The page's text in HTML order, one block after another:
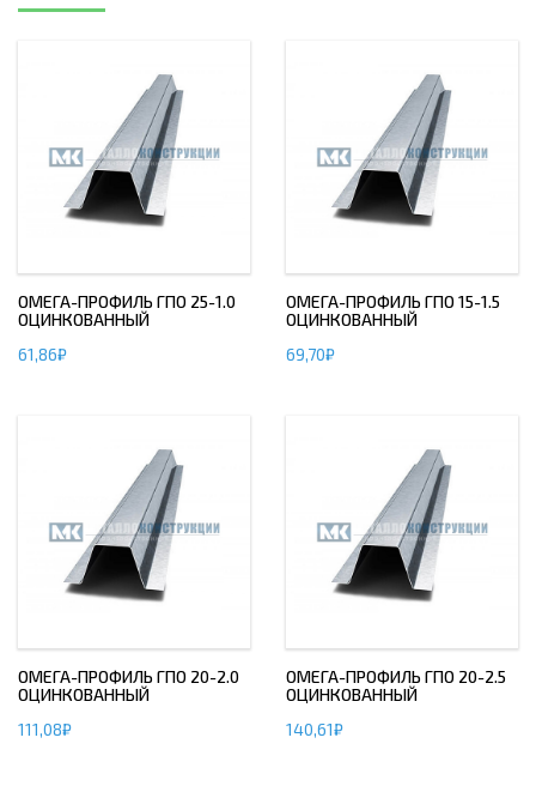
ОМЕГА-ПРОФИЛЬ ГПО 25-1.0
ОЦИНКОВАННЫЙ
61,86₽
ОМЕГА-ПРОФИЛЬ ГПО 15-1.5
ОЦИНКОВАННЫЙ
69,70₽
ОМЕГА-ПРОФИЛЬ ГПО 20-2.0
ОЦИНКОВАННЫЙ
111,08₽
ОМЕГА-ПРОФИЛЬ ГПО 20-2.5
ОЦИНКОВАННЫЙ
140,61₽